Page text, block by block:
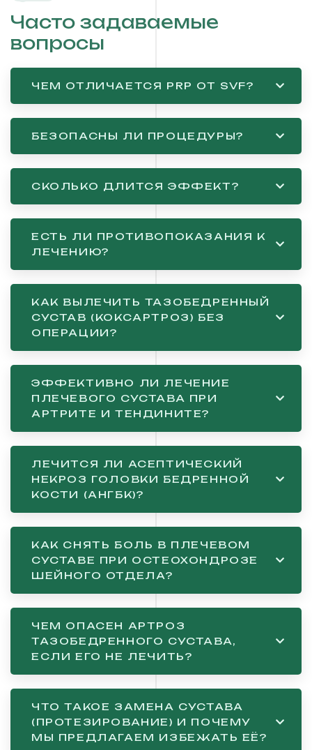
Часто задаваемые
вопросы
ЧЕМ ОТЛИЧАЕТСЯ PRP ОТ SVF?
БЕЗОПАСНЫ ЛИ ПРОЦЕДУРЫ?
СКОЛЬКО ДЛИТСЯ ЭФФЕКТ?
ЕСТЬ ЛИ ПРОТИВОПОКАЗАНИЯ К
ЛЕЧЕНИЮ?
КАК ВЫЛЕЧИТЬ ТАЗОБЕДРЕННЫЙ
СУСТАВ (КОКСАРТРОЗ) БЕЗ
ОПЕРАЦИИ?
ЭФФЕКТИВНО ЛИ ЛЕЧЕНИЕ
ПЛЕЧЕВОГО СУСТАВА ПРИ
АРТРИТЕ И ТЕНДИНИТЕ?
ЛЕЧИТСЯ ЛИ АСЕПТИЧЕСКИЙ
НЕКРОЗ ГОЛОВКИ БЕДРЕННОЙ
КОСТИ (АНГБК)?
КАК СНЯТЬ БОЛЬ В ПЛЕЧЕВОМ
СУСТАВЕ ПРИ ОСТЕОХОНДРОЗЕ
ШЕЙНОГО ОТДЕЛА?
ЧЕМ ОПАСЕН АРТРОЗ
ТАЗОБЕДРЕННОГО СУСТАВА,
ЕСЛИ ЕГО НЕ ЛЕЧИТЬ?
ЧТО ТАКОЕ ЗАМЕНА СУСТАВА
(ПРОТЕЗИРОВАНИЕ) И ПОЧЕМУ
МЫ ПРЕДЛАГАЕМ ИЗБЕЖАТЬ ЕЁ?